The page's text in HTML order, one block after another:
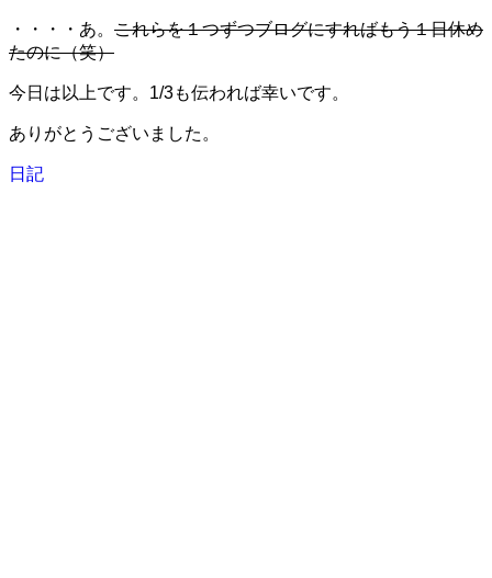
・・・・あ。 これらを１つずつブログにすればもう１日休め
たのに（笑）
今日は以上です。1/3も伝われば幸いです。
ありがとうございました。
日記